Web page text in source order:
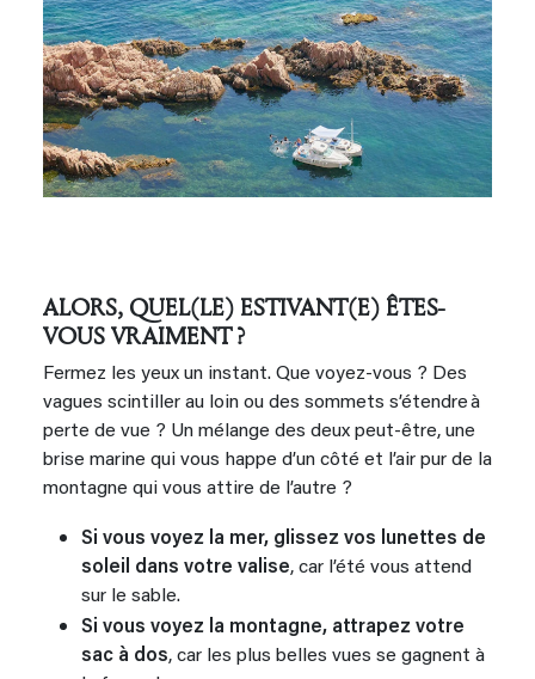
ALORS, QUEL(LE) ESTIVANT(E) ÊTES-
VOUS VRAIMENT ?
Fermez les yeux un instant. Que voyez‑vous ? Des
vagues scintiller au loin ou des sommets s’étendre à
perte de vue ? Un mélange des deux peut-être, une
brise marine qui vous happe d’un côté et l’air pur de la
montagne qui vous attire de l’autre ?
Si vous voyez la mer, glissez vos lunettes de
soleil dans votre valise, car l’été vous attend
sur le sable.
Si vous voyez la montagne, attrapez votre
sac à dos, car les plus belles vues se gagnent à